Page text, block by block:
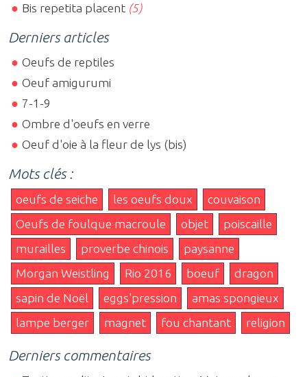
Bis repetita placent (5)
Derniers articles
Oeufs de reptiles
Oeuf amigurumi
7-1-9
Ombre d'oeufs en verre
Oeuf d'oie à la fleur de lys (bis)
Mots clés :
oeufs de seiche les oeufs doux
couvaison
Oeufs de foulque macroule
objet
poiscaille
murailles
proverbe chinois
paysanne
Morgan Weistling
Rio 2016 boeuf
dragon
sapin de Noël
eggs'pression
amas spongieux
lampe berger
magnet fou chantant religion
Derniers commentaires